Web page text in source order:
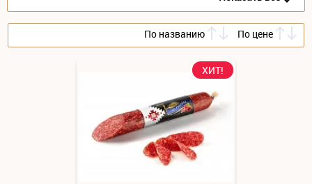
По названию По цене
ХИТ!